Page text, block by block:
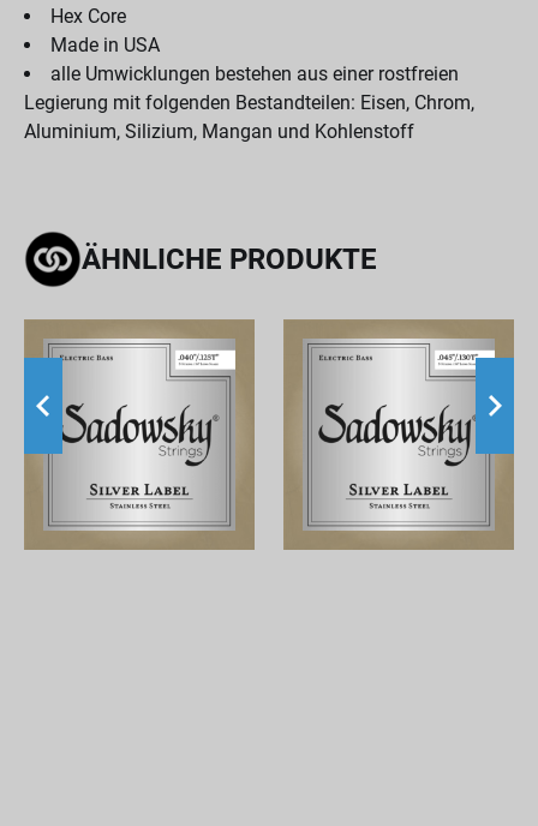
Hex Core
Made in USA
alle Umwicklungen bestehen aus einer rostfreien
Legierung mit folgenden Bestandteilen: Eisen, Chrom,
Aluminium, Silizium, Mangan und Kohlenstoff
ÄHNLICHE PRODUKTE